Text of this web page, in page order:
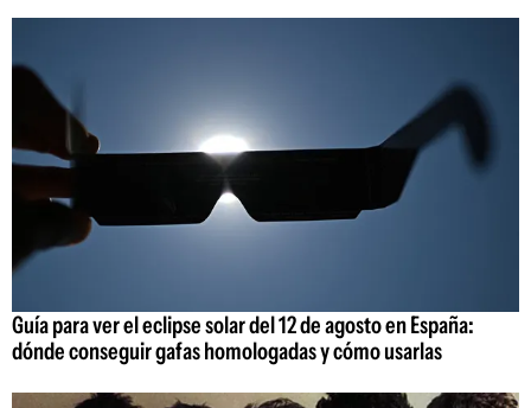
Guía para ver el eclipse solar del 12 de agosto en España:
dónde conseguir gafas homologadas y cómo usarlas